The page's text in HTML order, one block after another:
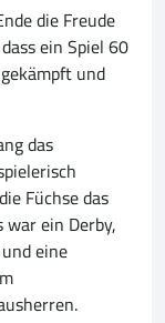
die Freude
ein Spiel 60
und
das
Füchse das
ein Derby,
eine